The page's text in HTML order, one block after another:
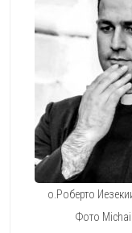
ИСТОРИЯ
ПРИХОДА
ПОКРОВИТЕЛЬНИЦА
БИБЛИОТЕКА
ПРИХОДА
о.Роберто
Фото